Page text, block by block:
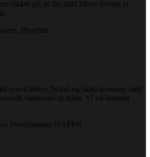
sikker på, at der altid bliver leveret et
Pixyfilm
vores behov, brand og skød scenerne med
videoerne til tiden. Vi vil bestemt
Development HAPPN